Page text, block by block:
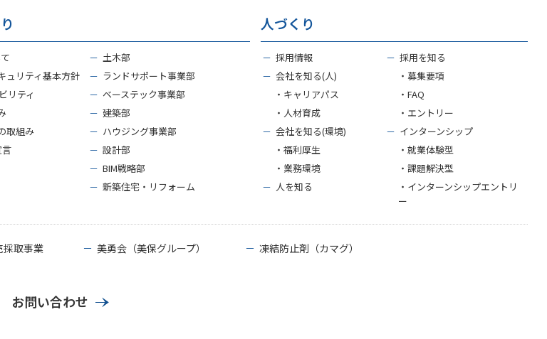
－ 土木部
ュリティ基本方針
－ ランドサポート事業部
リティ － ベーステック事業部
－建築部
取組み
－ ハウジング事業部
言
－設計部
－BIM戦略部
－新築住宅・リフォーム
人づくり
－採用情報 －採用を知る
－会社を知る(人)
・募集要項
・キャリアパス
・FAQ
・人材育成
・エントリー
－会社を知る(環境) － インターンシップ
・福利厚生
・就業体験型
・業務環境
・課題解決型
－ 人を知る
・インターンシップエントリ
ー
採取事業 － 美勇会（美保グループ） － 凍結防止剤（カマグ）
お問い合わせ